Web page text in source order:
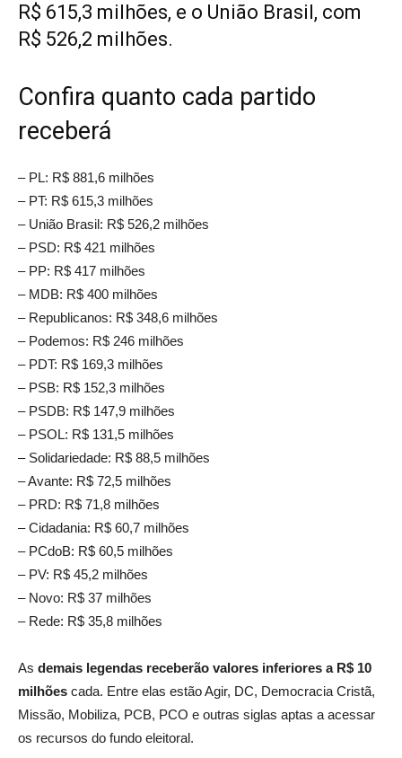
R$ 615,3 milhões, e o União Brasil, com
R$ 526,2 milhões.
Confira quanto cada partido
receberá
– PL: R$ 881,6 milhões
– PT: R$ 615,3 milhões
– União Brasil: R$ 526,2 milhões
– PSD: R$ 421 milhões
– PP: R$ 417 milhões
– MDB: R$ 400 milhões
– Republicanos: R$ 348,6 milhões
– Podemos: R$ 246 milhões
– PDT: R$ 169,3 milhões
– PSB: R$ 152,3 milhões
– PSDB: R$ 147,9 milhões
– PSOL: R$ 131,5 milhões
– Solidariedade: R$ 88,5 milhões
– Avante: R$ 72,5 milhões
– PRD: R$ 71,8 milhões
– Cidadania: R$ 60,7 milhões
– PCdoB: R$ 60,5 milhões
– PV: R$ 45,2 milhões
– Novo: R$ 37 milhões
– Rede: R$ 35,8 milhões
As demais legendas receberão valores inferiores a R$ 10
milhões cada. Entre elas estão Agir, DC, Democracia Cristã,
Missão, Mobiliza, PCB, PCO e outras siglas aptas a acessar
os recursos do fundo eleitoral.